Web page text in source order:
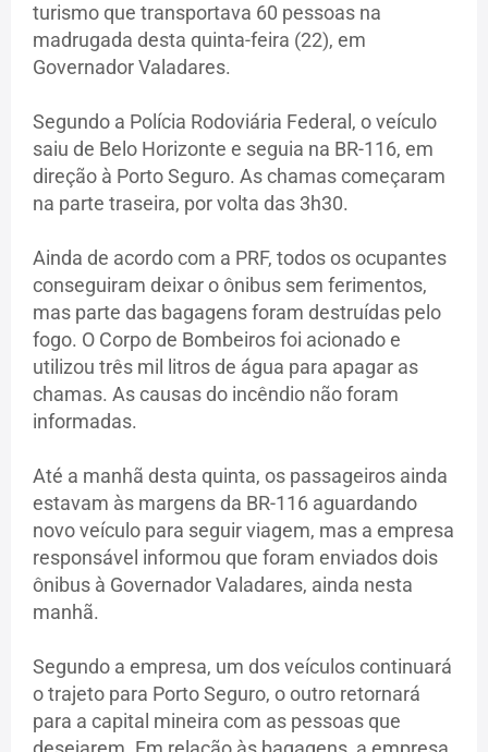
turismo que transportava 60 pessoas na
madrugada desta quinta-feira (22), em
Governador Valadares.
Segundo a Polícia Rodoviária Federal, o veículo
saiu de Belo Horizonte e seguia na BR-116, em
direção à Porto Seguro. As chamas começaram
na parte traseira, por volta das 3h30.
Ainda de acordo com a PRF, todos os ocupantes
conseguiram deixar o ônibus sem ferimentos,
mas parte das bagagens foram destruídas pelo
fogo. O Corpo de Bombeiros foi acionado e
utilizou três mil litros de água para apagar as
chamas. As causas do incêndio não foram
informadas.
Até a manhã desta quinta, os passageiros ainda
estavam às margens da BR-116 aguardando
novo veículo para seguir viagem, mas a empresa
responsável informou que foram enviados dois
ônibus à Governador Valadares, ainda nesta
manhã.
Segundo a empresa, um dos veículos continuará
o trajeto para Porto Seguro, o outro retornará
para a capital mineira com as pessoas que